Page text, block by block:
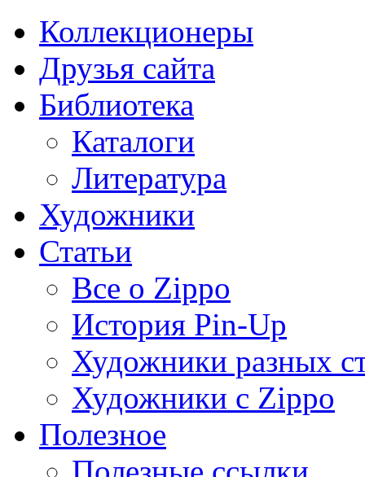
Коллекционеры
Друзья сайта
Библиотека
Каталоги
Литература
Художники
Статьи
Все о Zippo
История Pin-Up
Художники разных
Художники с Zippo
Полезное